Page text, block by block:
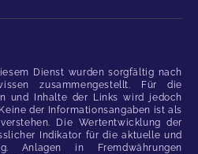
Dienst wurden sorgfältig nach
zusammengestellt. Für die
und Inhalte der Links wird jedoch
der Informationsangaben ist als
Die Wertentwicklung der
Indikator für die aktuelle und
Anlagen in Fremdwährungen